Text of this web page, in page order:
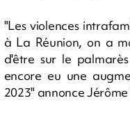
"Les violences
à La Réunion, on a
d'être sur le
encore eu une
2023" annonce